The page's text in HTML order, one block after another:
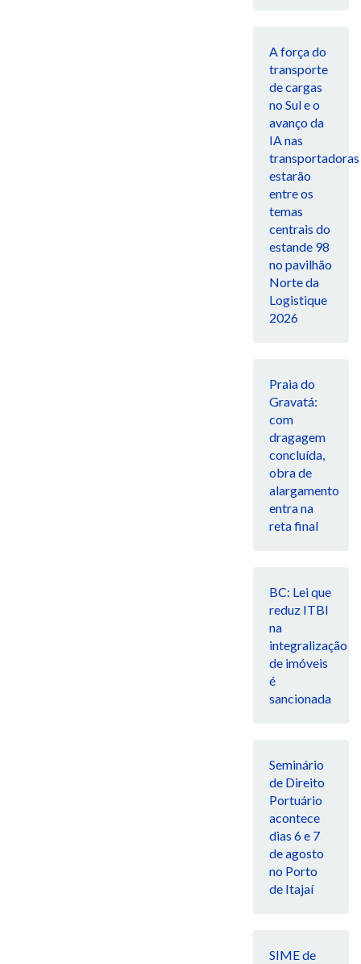
A força do
transporte
de cargas
no Sul e o
avanço da
IA nas
transportadoras
estarão
entre os
temas
centrais do
estande 98
no pavilhão
Norte da
Logistique
2026
Praia do
Gravatá:
com
dragagem
concluída,
obra de
alargamento
entra na
reta final
BC: Lei que
reduz ITBI
na
integralização
de imóveis
é
sancionada
Seminário
de Direito
Portuário
acontece
dias 6 e 7
de agosto
no Porto
de Itajaí
SIME de